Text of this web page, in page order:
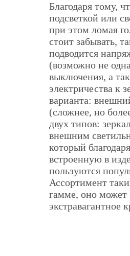
Благодаря тому,
подсветкой или
при этом ломая
стоит забывать,
подводится
(возможно не
выключения, а
электричества к
варианта:
(сложнее, но
двух типов:
внешним
который
встроенную в
пользуются
Ассортимент
гамме, оно может
экстравагантное